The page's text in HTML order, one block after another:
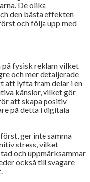
De olika
den bästa effekten
och följa upp med
fysisk reklam vilket
och mer detaljerade
att lyfta fram delar i en
känslor, vilket gör
att skapa positiv
på detta i digitala
ger inte samma
stress, vilket
och uppmärksammar
också till svagare